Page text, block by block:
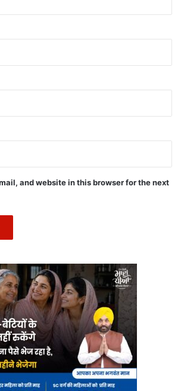
and website in this browser for the next